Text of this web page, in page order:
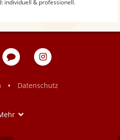
individuell & professionell.
Blog
eventpeppers
• Datenschutz